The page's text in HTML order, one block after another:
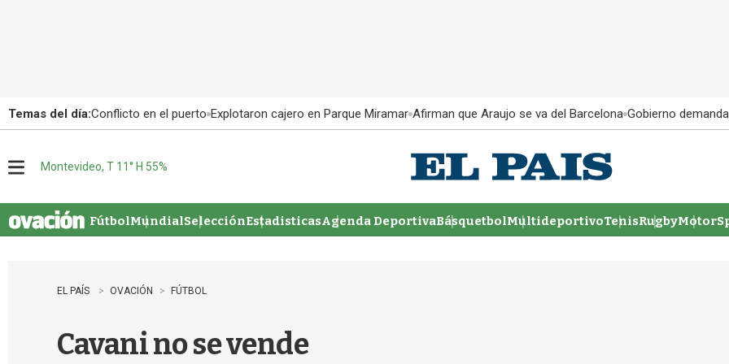
Temas del día:Conflicto en el puerto Explotaron cajero en Parque Miramar Afirman que Araujo se va del Barcelona Gobierno
u
Montevideo, T 11° H 55%
FútbolMundialSelecciónEstadisticasAgenda DeportivaBásquetbolMultideportivoTenisRugby
EL PAÍS OVACIÓN FÚTBOL
Cavani no se vende